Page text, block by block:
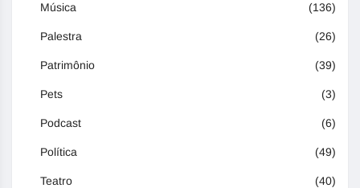
Música (136)
Palestra (26)
Patrimônio (39)
Pets (3)
Podcast (6)
Política (49)
Teatro (40)